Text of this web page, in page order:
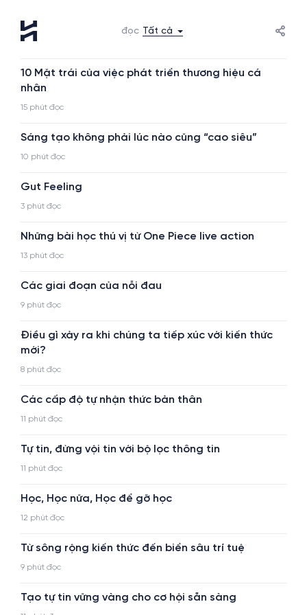
đọc Tất cả
10 Mặt trái của việc phát triển thương hiệu cá
nhân
15 phút đọc
Sáng tạo không phải lúc nào cũng “cao siêu”
10 phút đọc
Gut Feeling
3 phút đọc
Những bài học thú vị từ One Piece live action
13 phút đọc
Các giai đoạn của nỗi đau
9 phút đọc
Điều gì xảy ra khi chúng ta tiếp xúc với kiến thức
mới?
8 phút đọc
Các cấp độ tự nhận thức bản thân
11 phút đọc
Tự tin, đừng vội tin với bộ lọc thông tin
11 phút đọc
Học, Học nữa, Học để gỡ học
12 phút đọc
Từ sông rộng kiến thức đến biển sâu trí tuệ
9 phút đọc
Tạo tự tin vững vàng cho cơ hội sẵn sàng